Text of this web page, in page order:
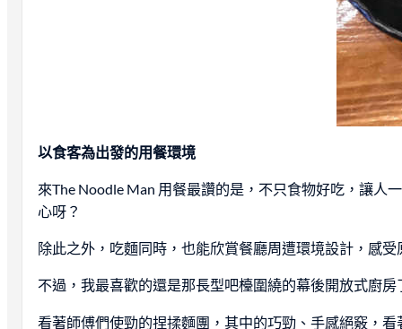
以食客為出發的用餐環境
來The Noodle Man 用餐最讚的是，不只食物好吃，讓
心呀？
除此之外，吃麵同時，也能欣賞餐廳周遭環境設計，感
不過，我最喜歡的還是那長型吧檯圍繞的幕後開放式廚
看著師傅們使勁的捏揉麵團，其中的巧勁、手感絕竅，